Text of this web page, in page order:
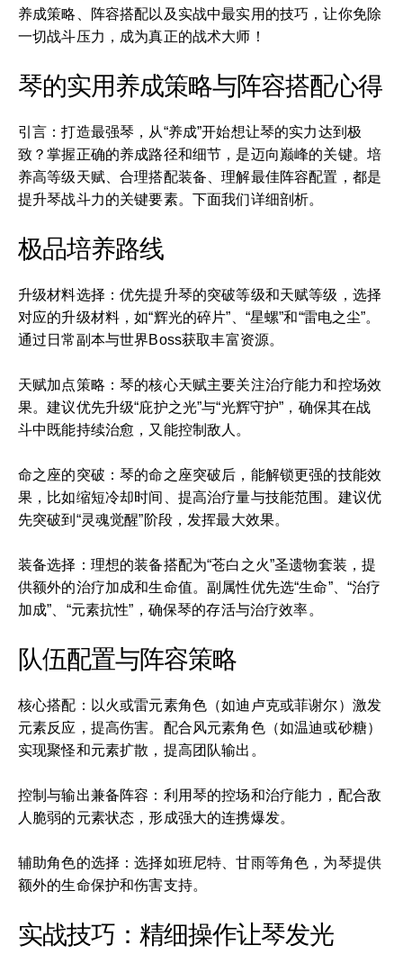
养成策略、阵容搭配以及实战中最实用的技巧，让你免除
一切战斗压力，成为真正的战术大师！
琴的实用养成策略与阵容搭配心得
引言：打造最强琴，从“养成”开始想让琴的实力达到极
致？掌握正确的养成路径和细节，是迈向巅峰的关键。培
养高等级天赋、合理搭配装备、理解最佳阵容配置，都是
提升琴战斗力的关键要素。下面我们详细剖析。
极品培养路线
升级材料选择：优先提升琴的突破等级和天赋等级，选择
对应的升级材料，如“辉光的碎片”、“星螺”和“雷电之尘”。
通过日常副本与世界Boss获取丰富资源。
天赋加点策略：琴的核心天赋主要关注治疗能力和控场效
果。建议优先升级“庇护之光”与“光辉守护”，确保其在战
斗中既能持续治愈，又能控制敌人。
命之座的突破：琴的命之座突破后，能解锁更强的技能效
果，比如缩短冷却时间、提高治疗量与技能范围。建议优
先突破到“灵魂觉醒”阶段，发挥最大效果。
装备选择：理想的装备搭配为“苍白之火”圣遗物套装，提
供额外的治疗加成和生命值。副属性优先选“生命”、“治疗
加成”、“元素抗性”，确保琴的存活与治疗效率。
队伍配置与阵容策略
核心搭配：以火或雷元素角色（如迪卢克或菲谢尔）激发
元素反应，提高伤害。配合风元素角色（如温迪或砂糖）
实现聚怪和元素扩散，提高团队输出。
控制与输出兼备阵容：利用琴的控场和治疗能力，配合敌
人脆弱的元素状态，形成强大的连携爆发。
辅助角色的选择：选择如班尼特、甘雨等角色，为琴提供
额外的生命保护和伤害支持。
实战技巧：精细操作让琴发光